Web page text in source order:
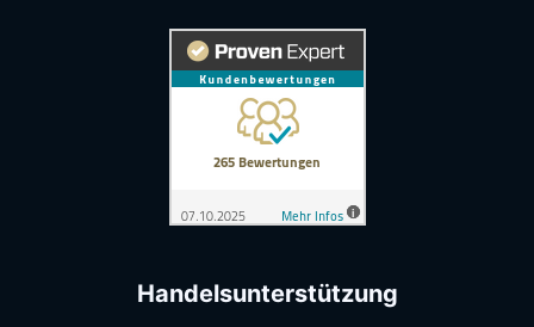
Handelsunterstützung